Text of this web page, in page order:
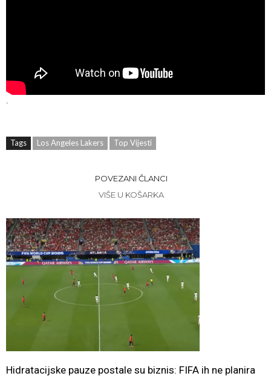
.
Tags Los Angeles Lakers Top Vijesti
POVEZANI ČLANCI
VIŠE U KOŠARKA
Hidratacijske pauze postale su biznis: FIFA ih ne planira